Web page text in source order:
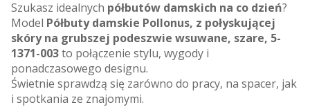
Szukasz idealnych półbutów damskich na co dzień?
Model Półbuty damskie Pollonus, z połyskującej
skóry na grubszej podeszwie wsuwane, szare, 5-
1371-003to połączenie stylu, wygody i
ponadczasowego designu.
Świetnie sprawdzą się zarówno do pracy, na spacer, jak
i spotkania ze znajomymi.